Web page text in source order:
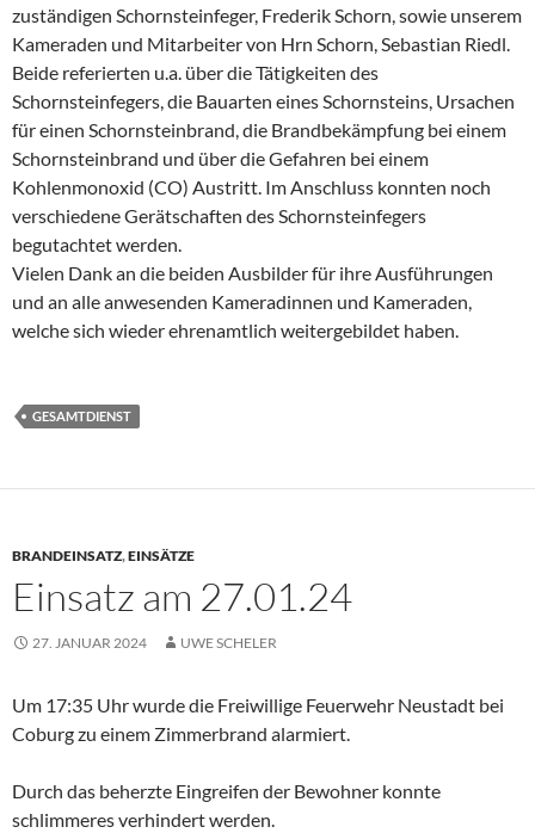
zuständigen Schornsteinfeger, Frederik Schorn, sowie unserem
Kameraden und Mitarbeiter von Hrn Schorn, Sebastian Riedl.
Beide referierten u.a. über die Tätigkeiten des
Schornsteinfegers, die Bauarten eines Schornsteins, Ursachen
für einen Schornsteinbrand, die Brandbekämpfung bei einem
Schornsteinbrand und über die Gefahren bei einem
Kohlenmonoxid (CO) Austritt. Im Anschluss konnten noch
verschiedene Gerätschaften des Schornsteinfegers
begutachtet werden.
Vielen Dank an die beiden Ausbilder für ihre Ausführungen
und an alle anwesenden Kameradinnen und Kameraden,
welche sich wieder ehrenamtlich weitergebildet haben.
GESAMTDIENST
BRANDEINSATZ,EINSÄTZE
Einsatz am 27.01.24
27. JANUAR 2024 UWE SCHELER
Um 17:35 Uhr wurde die Freiwillige Feuerwehr Neustadt bei
Coburg zu einem Zimmerbrand alarmiert.
Durch das beherzte Eingreifen der Bewohner konnte
schlimmeres verhindert werden.